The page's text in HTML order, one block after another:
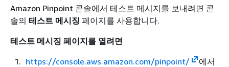
Amazon Pinpoint 콘솔에서 테스트 메시지를 보내려면 콘
솔의 테스트 메시징 페이지를 사용합니다.
테스트 메시징 페이지를 열려면
https://console.aws.amazon.com/pinpoint/
에서